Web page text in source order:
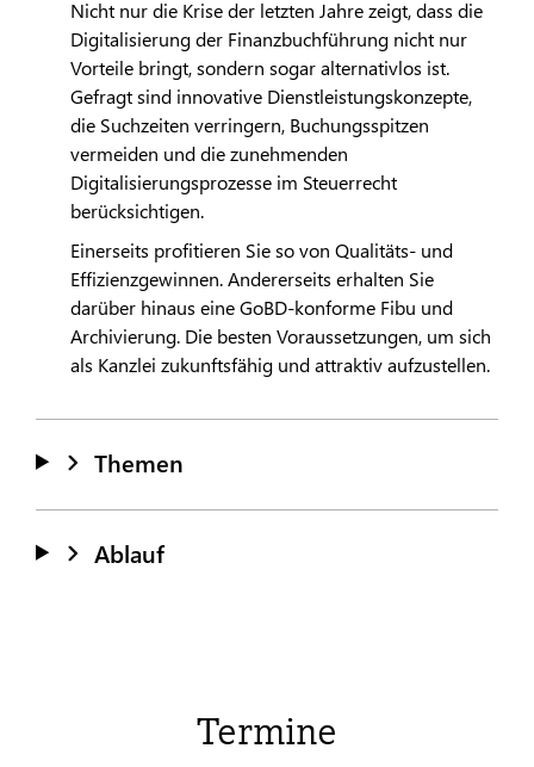
Nicht nur die Krise der letzten Jahre zeigt, dass die
Digitalisierung der Finanzbuchführung nicht nur
Vorteile bringt, sondern sogar alternativlos ist.
Gefragt sind innovative Dienstleistungskonzepte,
die Suchzeiten verringern, Buchungsspitzen
vermeiden und die zunehmenden
Digitalisierungsprozesse im Steuerrecht
berücksichtigen.
Einerseits profitieren Sie so von Qualitäts- und
Effizienzgewinnen. Andererseits erhalten Sie
darüber hinaus eine GoBD-konforme Fibu und
Archivierung. Die besten Voraussetzungen, um sich
als Kanzlei zukunftsfähig und attraktiv aufzustellen.
Themen
Ablauf
Termine